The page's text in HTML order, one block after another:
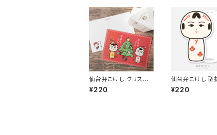
仙台弁こけし クリスマ
スポストカード
¥220
仙台弁こけし 型
ストカード（とお
ちゃん）
¥220